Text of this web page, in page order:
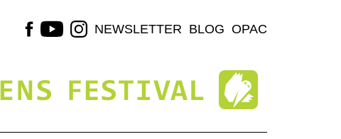
NEWSLETTER BLOG OPAC